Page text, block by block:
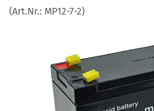
(Art.Nr.: MP12-​7-2)